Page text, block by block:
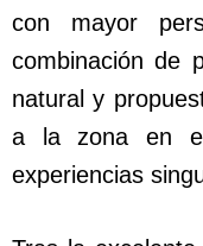
con mayor
combinación de
natural y
a la zona en
experiencias